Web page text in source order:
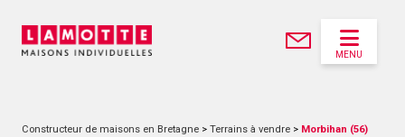
MENU
Constructeur de maisons en Bretagne > Terrains à vendre > Morbihan (56)